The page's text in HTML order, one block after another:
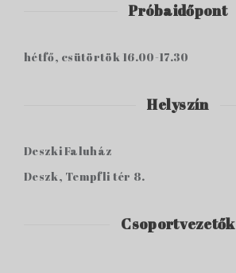
Próbaidőpont
hétfő, csütörtök 16.00-17.30
Helyszín
Deszki Faluház
Deszk, Tempfli tér 8.
Csoportvezetők